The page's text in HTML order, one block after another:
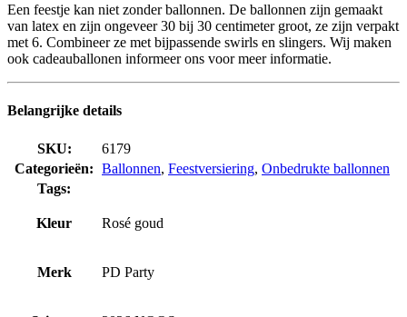
Een feestje kan niet zonder ballonnen. De ballonnen zijn gemaakt
van latex en zijn ongeveer 30 bij 30 centimeter groot, ze zijn verpakt
met 6. Combineer ze met bijpassende swirls en slingers. Wij maken
ook cadeauballonen informeer ons voor meer informatie.
Belangrijke details
SKU:
6179
Categorieën: Ballonnen, Feestversiering, Onbedrukte ballonnen
Tags:
Kleur Rosé goud
Merk PD Party